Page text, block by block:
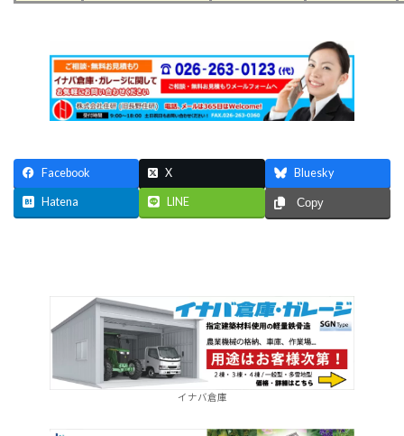
Facebook X Bluesky
Hatena LINE Copy
イナバ倉庫